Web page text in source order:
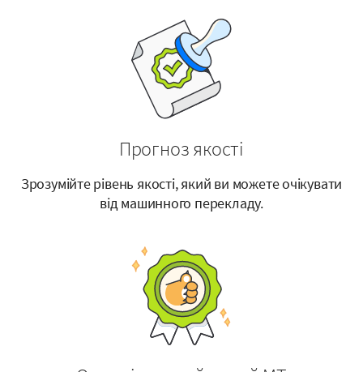
Прогноз якості
Зрозумійте рівень якості, який ви можете очікувати
від машинного перекладу.